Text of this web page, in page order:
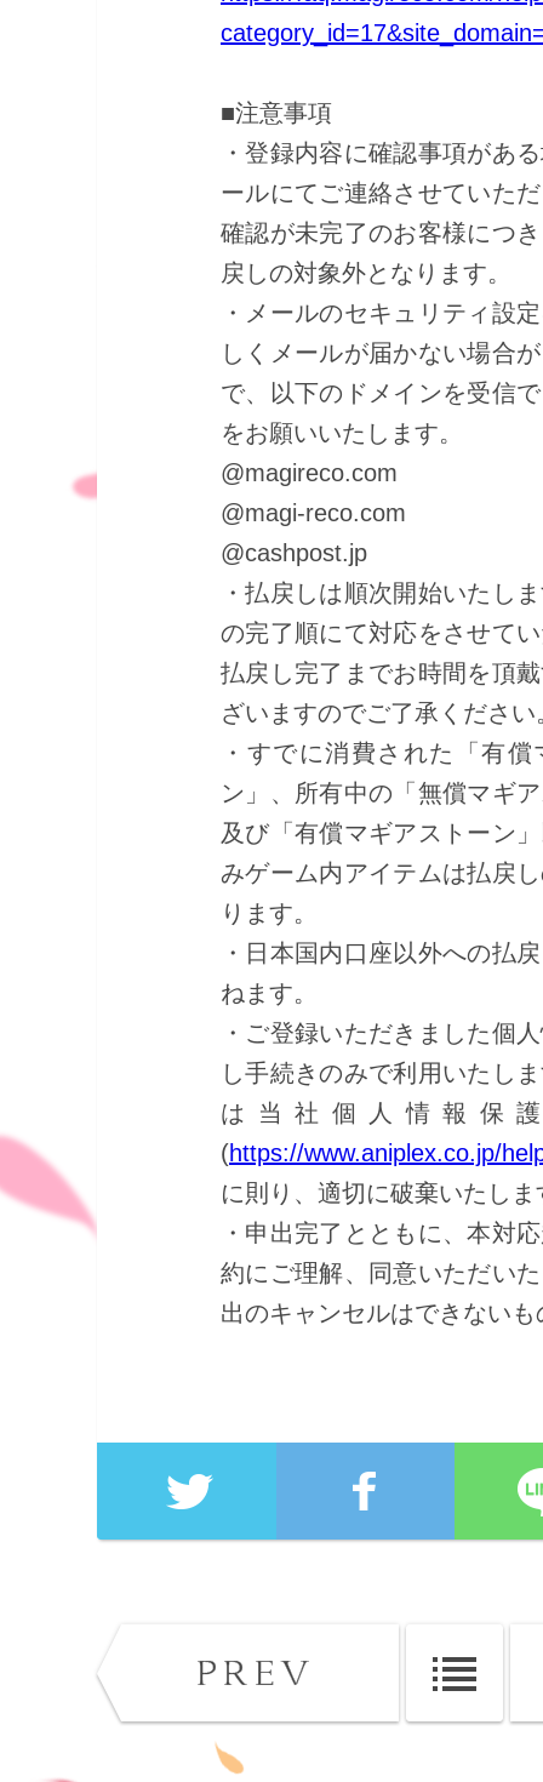
■注意事項
・登録内容に確認事項があ
ールにてご連絡させていた
確認が未完了のお客様につ
戻しの対象外となります。
・メールのセキュリティ設
しくメールが届かない場合
で、以下のドメインを受信
をお願いいたします。
@magireco.com
@magi-reco.com
@cashpost.jp
・払戻しは順次開始いたし
の完了順にて対応をさせて
払戻し完了までお時間を頂
ざいますのでご了承ください
・すでに消費された「有
ン」、所有中の「無償マギ
及び「有償マギアストーン
みゲーム内アイテムは払戻
ります。
・日本国内口座以外への払
ねます。
・ご登録いただきました個
し手続きのみで利用いたし
は当社個人情報保
(https://www.aniplex.co.jp/
に則り、適切に破棄いたしま
・申出完了とともに、本対
約にご理解、同意いただい
出のキャンセルはできない